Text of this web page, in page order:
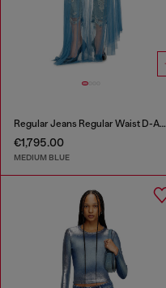
Regular Jeans Regular Waist D-Aisi
€1,795.00
MEDIUM BLUE